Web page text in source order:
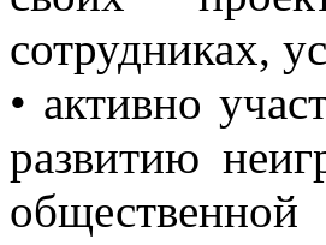
сотрудниках,
• активно
развитию